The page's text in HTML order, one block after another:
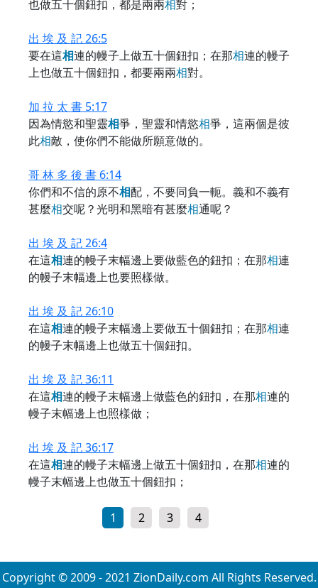
也做五十個鈕扣，都是兩兩相對；
出 埃 及 記 26:5
要在這相連的幔子上做五十個鈕扣；在那相連的幔子
上也做五十個鈕扣，都要兩兩相對。
加 拉 太 書 5:17
因為情慾和聖靈相爭，聖靈和情慾相爭，這兩個是彼
此相敵，使你們不能做所願意做的。
哥 林 多 後 書 6:14
你們和不信的原不相配，不要同負一軛。義和不義有
甚麼相交呢？光明和黑暗有甚麼相通呢？
出 埃 及 記 26:4
在這相連的幔子末幅邊上要做藍色的鈕扣；在那相連
的幔子末幅邊上也要照樣做。
出 埃 及 記 26:10
在這相連的幔子末幅邊上要做五十個鈕扣；在那相連
的幔子末幅邊上也做五十個鈕扣。
出 埃 及 記 36:11
在這相連的幔子末幅邊上做藍色的鈕扣，在那相連的
幔子末幅邊上也照樣做；
出 埃 及 記 36:17
在這相連的幔子末幅邊上做五十個鈕扣，在那相連的
幔子末幅邊上也做五十個鈕扣；
1 2 3 4
Copyright © 2009 - 2021 ZionDaily.com All Rights Reserved.